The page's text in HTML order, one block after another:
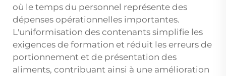
où le temps du personnel représente des
dépenses opérationnelles importantes.
L'uniformisation des contenants simplifie les
exigences de formation et réduit les erreurs de
portionnement et de présentation des
aliments, contribuant ainsi à une amélioration